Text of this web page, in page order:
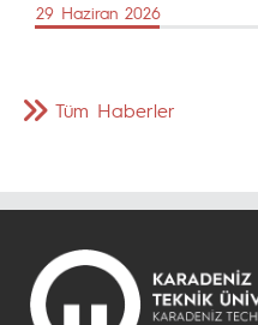
29 Haziran 2026
Tüm Haberler